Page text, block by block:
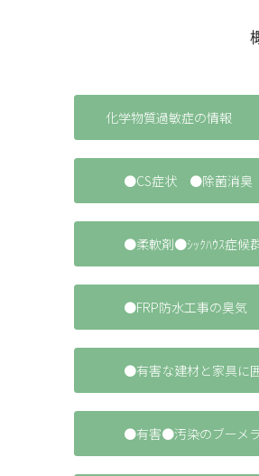
化学物質過敏症の情報
●CS症状 ●除菌消臭
●柔軟剤●ｼｯｸﾊｳｽ症候
●FRP防水工事の臭
●有害な建材と家具に
●有害●汚染のブーメ